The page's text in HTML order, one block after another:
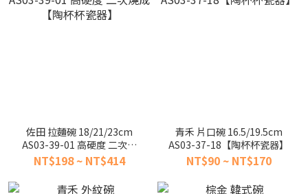
佐田 拉麵碗 18/21/23cm
AS03-39-01 高硬度 二次燒
成【陶杯杯瓷器】
NT$198 ~ NT$414
青禾 片口碗 16.5/19.5cm
AS03-37-18【陶杯杯瓷器】
NT$90 ~ NT$170